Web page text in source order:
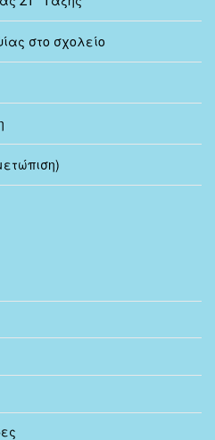
στο σχολείο